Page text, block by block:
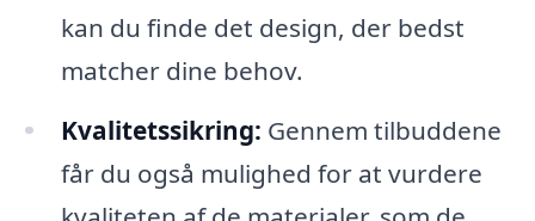
kan du finde det design, der bedst
matcher dine behov.
Kvalitetssikring: Gennem tilbuddene
får du også mulighed for at vurdere